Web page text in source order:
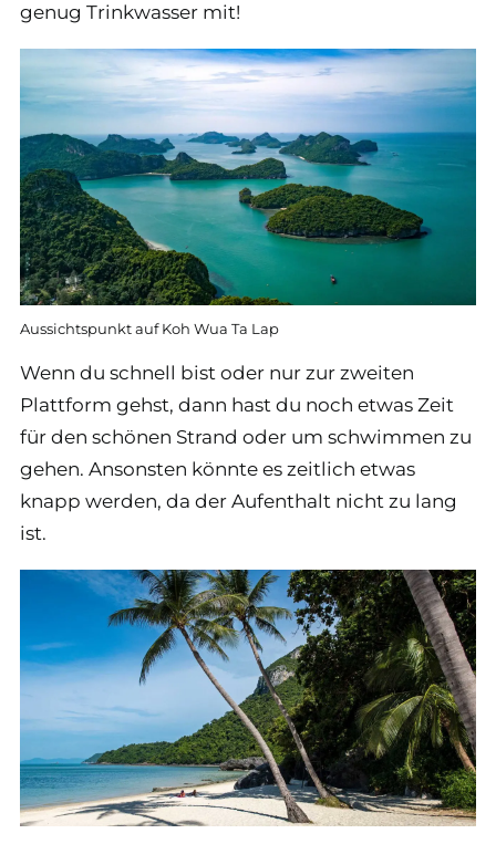
genug Trinkwasser mit!
Aussichtspunkt auf Koh Wua Ta Lap
Wenn du schnell bist oder nur zur zweiten
Plattform gehst, dann hast du noch etwas Zeit
für den schönen Strand oder um schwimmen zu
gehen. Ansonsten könnte es zeitlich etwas
knapp werden, da der Aufenthalt nicht zu lang
ist.